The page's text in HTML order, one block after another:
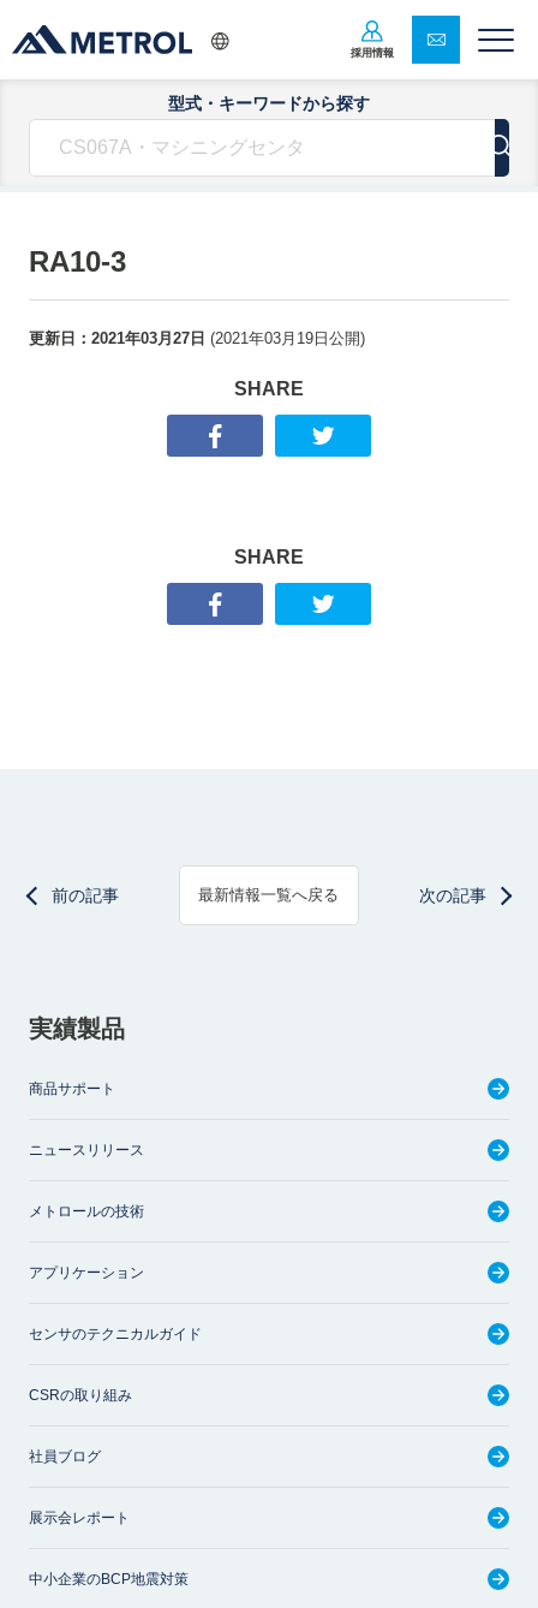
採用情報
型式・キーワードから探す
RA10-3
更新日： 2021年03月27日 (2021年03月19日 公開)
SHARE
SHARE
前の記事 最新情報一覧へ戻る 次の記事
実績製品
商品サポート
ニュースリリース
メトロールの技術
アプリケーション
センサのテクニカルガイド
CSRの取り組み
社員ブログ
展示会レポート
中小企業のBCP地震対策